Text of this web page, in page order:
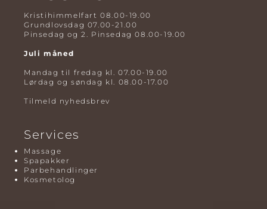
Kristihimmelfart 08.00-19.00
Grundlovsdag 07.00-21.00
Pinsedag og 2. Pinsedag 08.00-19.00
Juli måned
Mandag til fredag kl. 07.00-19.00
Lørdag og søndag kl. 08.00-17.00
Tilmeld nyhedsbrev
Services
Massage
Spapakker
Parbehandlinger
Kosmetolog